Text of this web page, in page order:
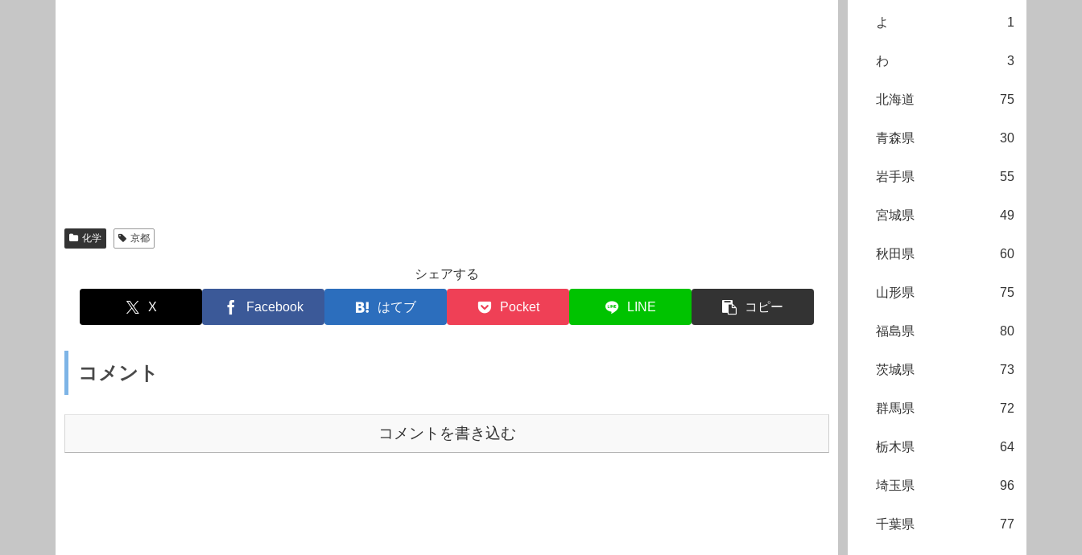
化学 京都
シェアする
X Facebook はてブ Pocket LINE コピー
コメント
コメントを書き込む
よ 1
わ 3
北海道 75
青森県 30
岩手県 55
宮城県 49
秋田県 60
山形県 75
福島県 80
茨城県 73
群馬県 72
栃木県 64
埼玉県 96
千葉県 77